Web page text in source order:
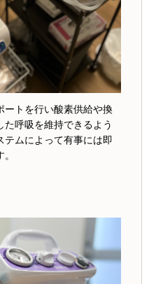
ートを行い酸素供給や換
呼吸を維持できるよう
テムによって有事には即